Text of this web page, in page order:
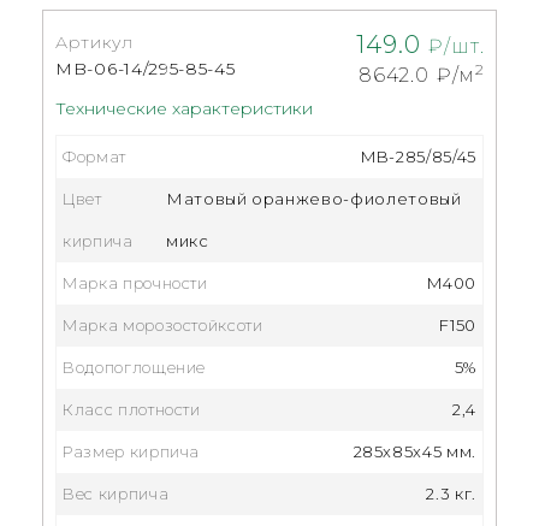
149.0 ₽/шт.
8642.0 ₽/м2
Технические характеристики
Артикул
MB-06-14/295-85-45
Формат MB-285/85/45
Цвет
кирпича
Матовый оранжево-фиолетовый
микс
Марка прочности M400
Марка морозостойксоти F150
Водопоглощение 5%
Класс плотности 2,4
Размер кирпича 285x85x45 мм.
Вес кирпича 2.3 кг.